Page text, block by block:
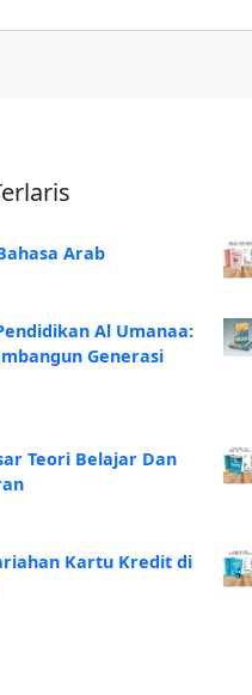
Arab
Al Umanaa:
Generasi
Teori Belajar Dan
Kartu Kredit di